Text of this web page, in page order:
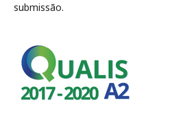
submissão.